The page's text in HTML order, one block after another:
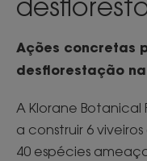
Ações concretas
desflorestação
A Klorane
a construir 6
40 espécies